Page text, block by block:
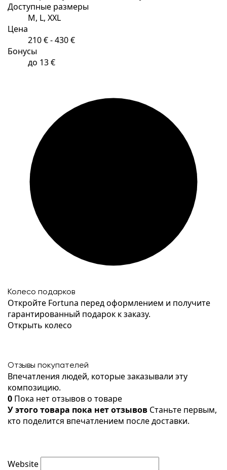
Доступные размеры
M, L, XXL
Цена
210 € - 430 €
Бонусы
до 13 €
Колесо подарков
Откройте Fortuna перед оформлением и получите
гарантированный подарок к заказу.
Открыть колесо
Отзывы покупателей
Впечатления людей, которые заказывали эту
композицию.
0 Пока нет отзывов о товаре
У этого товара пока нет отзывов Станьте первым,
кто поделится впечатлением после доставки.
Website